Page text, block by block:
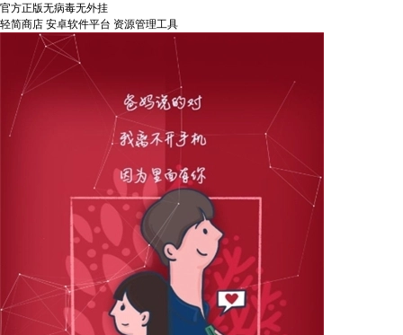
官方正版无病毒无外挂
轻简商店 安卓软件平台 资源管理工具